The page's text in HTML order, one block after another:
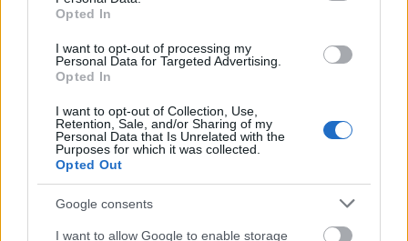
Opted In
I want to opt-out of processing my
Personal Data for Targeted Advertising.
Opted In
I want to opt-out of Collection, Use,
Retention, Sale, and/or Sharing of my
Personal Data that Is Unrelated with the
Purposes for which it was collected.
Opted Out
Google consents
I want to allow Google to enable storage
“Megnéztük, kinek mik a legfontosabb pillanatok,
reagálni. Szinte mindenkinél az apatörténetek jöttek
elő, még címjavaslatként is -Ikarosz generáció
például.
A vízbe érkezés pillanatát próbáltuk meg